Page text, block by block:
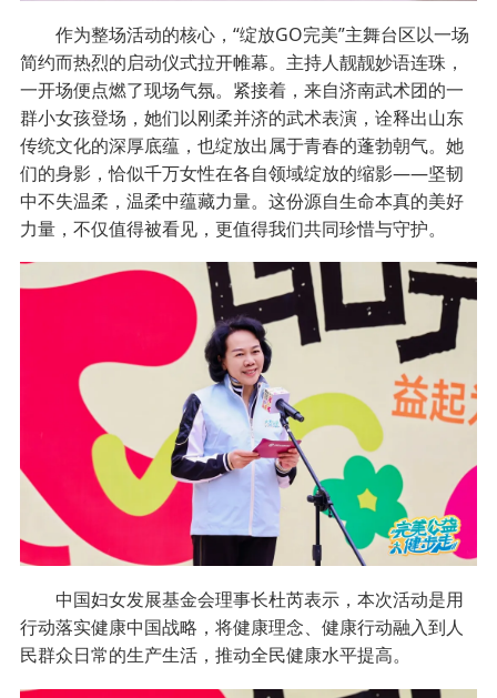
作为整场活动的核心，“绽放GO完美”主舞台区以一场
简约而热烈的启动仪式拉开帷幕。主持人靓靓妙语连珠，
一开场便点燃了现场气氛。紧接着，来自济南武术团的一
群小女孩登场，她们以刚柔并济的武术表演，诠释出山东
传统文化的深厚底蕴，也绽放出属于青春的蓬勃朝气。她
们的身影，恰似千万女性在各自领域绽放的缩影——坚韧
中不失温柔，温柔中蕴藏力量。这份源自生命本真的美好
力量，不仅值得被看见，更值得我们共同珍惜与守护。
中国妇女发展基金会理事长杜芮表示，本次活动是用
行动落实健康中国战略，将健康理念、健康行动融入到人
民群众日常的生产生活，推动全民健康水平提高。